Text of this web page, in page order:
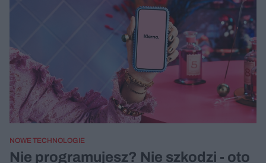
NOWE TECHNOLOGIE
Nie programujesz? Nie szkodzi - oto